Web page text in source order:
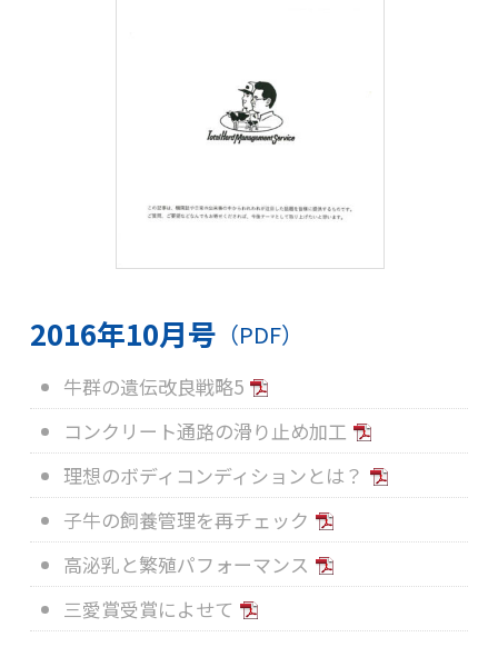
2016年10月号 （PDF）
牛群の遺伝改良戦略5
コンクリート通路の滑り止め加工
理想のボディコンディションとは？
子牛の飼養管理を再チェック
高泌乳と繁殖パフォーマンス
三愛賞受賞によせて